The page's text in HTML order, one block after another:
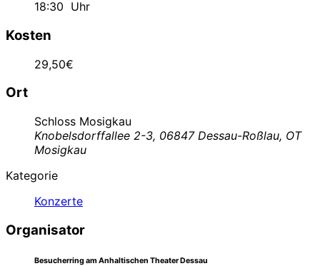
18:30 Uhr
Kosten
29,50€
Ort
Schloss Mosigkau
Knobelsdorffallee 2-3, 06847 Dessau-Roßlau, OT
Mosigkau
Kategorie
Konzerte
Organisator
Besucherring am Anhaltischen Theater Dessau